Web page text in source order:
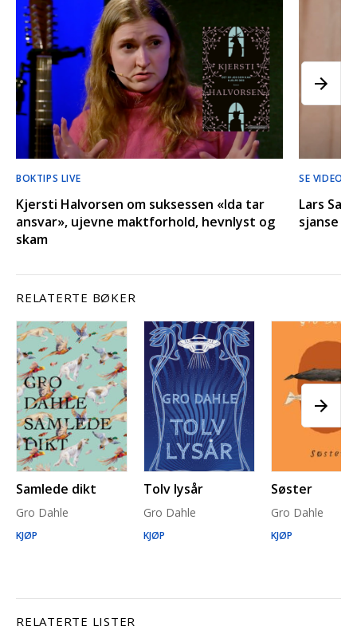
BOKTIPS LIVE
Kjersti Halvorsen om suksessen «Ida tar
ansvar», ujevne maktforhold, hevnlyst og
skam
SE VIDEO
Lars
sjanse
RELATERTE BØKER
Samlede dikt
Gro Dahle
KJØP
Tolv lysår
Gro Dahle
KJØP
Søster
Gro Dahle
KJØP
RELATERTE LISTER